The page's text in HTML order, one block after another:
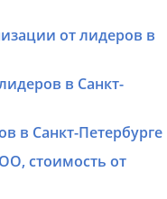
от лидеров в
в Санкт-
в Санкт-Петербурге
стоимость от